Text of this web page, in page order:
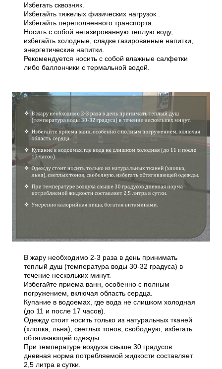
Избегать сквозняк.
Избегайть тяжелых физических нагрузок .
Избегайть переполненного транспорта.
Носить с собой негазированную теплую воду,
избегайть холодные, сладке газированные напитки,
энергетические напитки.
Рекомендуется носить с собой влажные салфетки
либо баллончики с термальной водой.
В жару необходимо 2-3 раза в день принимать
теплый душ (температура воды 30-32 градуса) в
течение нескольких минут.
Избегайте приема ванн, особенно с полным
погружением, включая область сердца.
Купание в водоемах, где вода не слишком холодная
(до 11 и после 17 часов).
Одежду стоит носить только из натуральных тканей
(хлопка, льна), светлых тонов, свободную, избегать
обтягивающей одежды.
При температуре воздуха свыше 30 градусов
дневная норма потребляемой жидкости составляет
2,5 литра в сутки.